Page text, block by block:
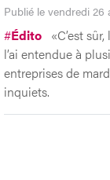
Publié le vendredi 26
#Édito «C’est
l’ai entendue à
entreprises de
inquiets.